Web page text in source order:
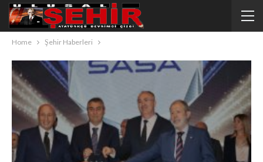
Home Şehir Haberleri